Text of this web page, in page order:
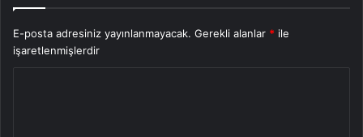
E-posta adresiniz yayınlanmayacak. Gerekli alanlar * ile
işaretlenmişlerdir